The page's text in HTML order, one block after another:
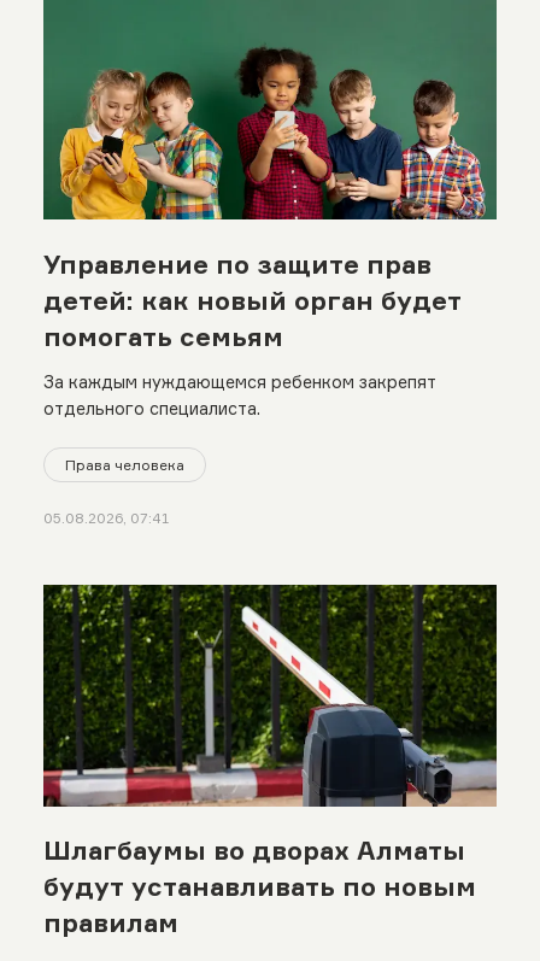
Управление по защите прав
детей: как новый орган будет
помогать семьям
За каждым нуждающемся ребенком закрепят
отдельного специалиста.
Права человека
05.08.2026, 07:41
Шлагбаумы во дворах Алматы
будут устанавливать по новым
правилам